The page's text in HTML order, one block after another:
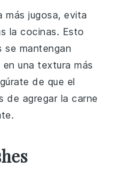
más jugosa, evita
la cocinas. Esto
se mantengan
una textura más
de que el
de agregar lacarne